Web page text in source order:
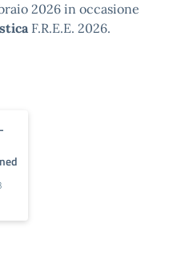
2026 in occasione
F.R.E.E. 2026.